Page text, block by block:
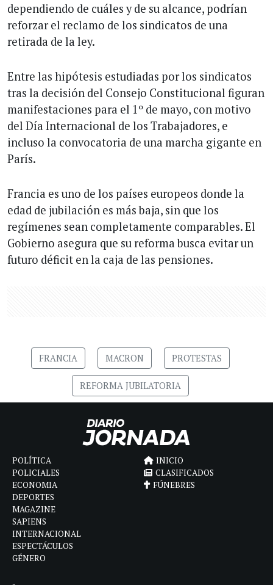
dependiendo de cuáles y de su alcance, podrían
reforzar el reclamo de los sindicatos de una
retirada de la ley.
Entre las hipótesis estudiadas por los sindicatos
tras la decisión del Consejo Constitucional figuran
manifestaciones para el 1º de mayo, con motivo
del Día Internacional de los Trabajadores, e
incluso la convocatoria de una marcha gigante en
París.
Francia es uno de los países europeos donde la
edad de jubilación es más baja, sin que los
regímenes sean completamente comparables. El
Gobierno asegura que su reforma busca evitar un
futuro déficit en la caja de las pensiones.
FRANCIA MACRON PROTESTAS
REFORMA JUBILATORIA
POLÍTICA
POLICIALES
ECONOMIA
DEPORTES
MAGAZINE
SAPIENS
INTERNACIONAL
ESPECTÁCULOS
GÉNERO
INICIO
CLASIFICADOS
FÚNEBRES